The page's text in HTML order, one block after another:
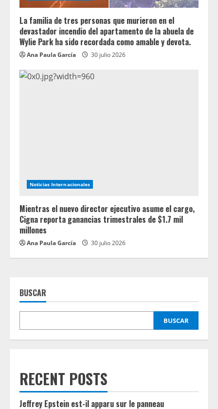
La familia de tres personas que murieron en el
devastador incendio del apartamento de la abuela de
Wylie Park ha sido recordada como amable y devota.
Ana Paula García 30 julio 2026
Noticias Internacionales
Mientras el nuevo director ejecutivo asume el cargo,
Cigna reporta ganancias trimestrales de $1.7 mil
millones
Ana Paula García 30 julio 2026
BUSCAR
BUSCAR
RECENT POSTS
Jeffrey Epstein est-il apparu sur le panneau